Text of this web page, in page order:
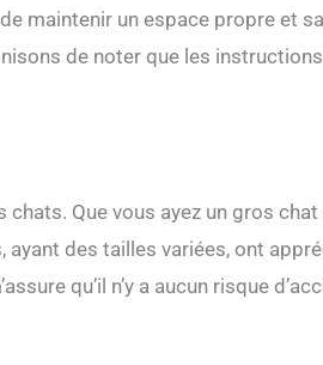
maintenir un espace propre et
de noter que les instructions
Que vous ayez un gros chat
des tailles variées, ont
qu’il n’y a aucun risque